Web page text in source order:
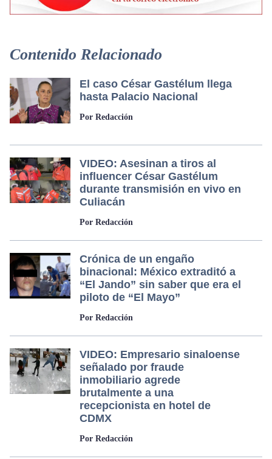
Contenido Relacionado
El caso César Gastélum llega
hasta Palacio Nacional
Por Redacción
VIDEO: Asesinan a tiros al
influencer César Gastélum
durante transmisión en vivo en
Culiacán
Por Redacción
Crónica de un engaño
binacional: México extraditó a
“El Jando” sin saber que era el
piloto de “El Mayo”
Por Redacción
VIDEO: Empresario sinaloense
señalado por fraude
inmobiliario agrede
brutalmente a una
recepcionista en hotel de
CDMX
Por Redacción